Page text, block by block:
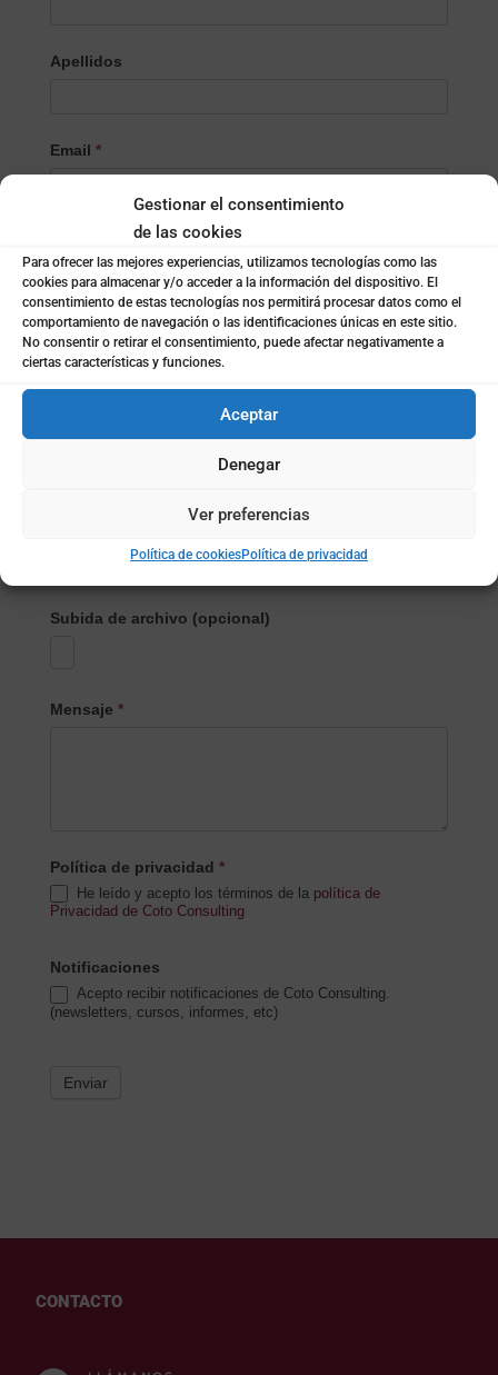
Gestionar el consentimiento
de las cookies
Para ofrecer las mejores experiencias, utilizamos tecnologías como las
cookies para almacenar y/o acceder a la información del dispositivo. El
consentimiento de estas tecnologías nos permitirá procesar datos como el
comportamiento de navegación o las identificaciones únicas en este sitio.
No consentir o retirar el consentimiento, puede afectar negativamente a
ciertas características y funciones.
Aceptar
Denegar
Ver preferencias
Política de cookiesPolítica de privacidad
Apellidos
Email *
Localidad*
¿Empresa o particular?*
Empresa
Nombre de la empresa
Subida de archivo (opcional)
Mensaje *
Política de privacidad *
He leído y acepto los términos de la política de
Privacidad de Coto Consulting
Notificaciones
Acepto recibir notificaciones de Coto Consulting.
(newsletters, cursos, informes, etc)
Enviar
CONTACTO